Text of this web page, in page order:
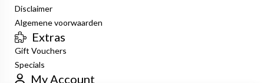
Disclaimer
Algemene voorwaarden
Extras
Gift Vouchers
Specials
My Account